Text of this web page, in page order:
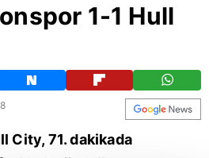
1-1 Hull
City, 71. dakikada